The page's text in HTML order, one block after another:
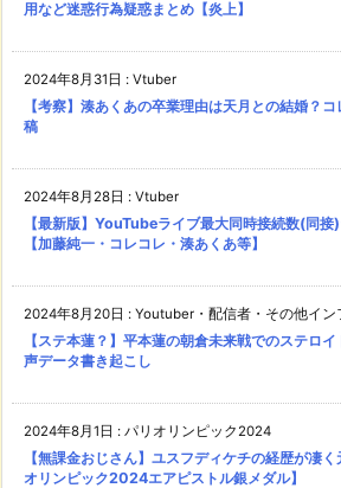
用など迷惑行為疑惑まとめ【炎上】
2024年8月31日 : Vtuber
【考察】湊あくあの卒業理由は天月との結婚？
稿
2024年8月28日 : Vtuber
【最新版】YouTubeライブ最大同時接続数(同
【加藤純一・コレコレ・湊あくあ等】
2024年8月20日 : Youtuber・配信者・その他イン
【ステ本蓮？】平本蓮の朝倉未来戦でのステロ
声データ書き起こし
2024年8月1日 : パリオリンピック2024
【無課金おじさん】ユスフディケチの経歴が凄
オリンピック2024エアピストル銀メダル】